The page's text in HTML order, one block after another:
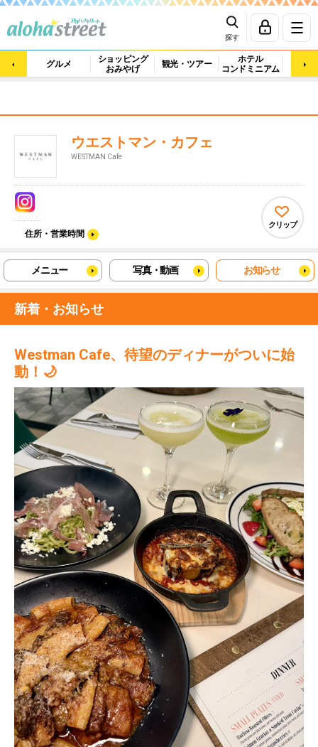
探す
グルメ
ショッピング
おみやげ
観光・ツアー
ホテル
コンドミニアム
マッ
ウエストマン・カフェ
WESTMAN Cafe
住所・営業時間
クリップ
メニュー 写真・動画 お知らせ
新着・お知らせ
Westman Cafe、待望のディナーがついに始
動！🌙